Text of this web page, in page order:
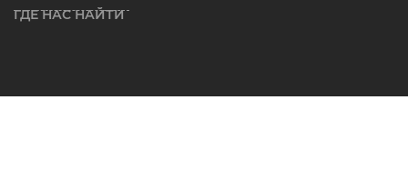
ГДЕ НАС НАЙТИ